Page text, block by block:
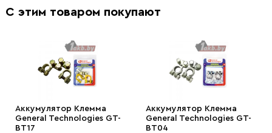
С этим товаром покупают
Аккумулятор Клемма
General Technologies GT-
BT17
Аккумулятор Клемма
General Technologies GT-
BT04